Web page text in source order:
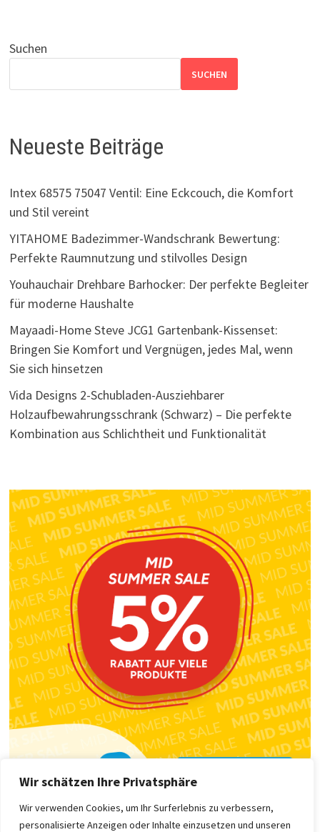
Wir schätzen Ihre Privatsphäre
Wir verwenden Cookies, um Ihr Surferlebnis zu verbessern,
personalisierte Anzeigen oder Inhalte einzusetzen und unseren
Suchen
SUCHEN
Neueste Beiträge
Intex 68575 75047 Ventil: Eine Eckcouch, die Komfort
und Stil vereint
YITAHOME Badezimmer-Wandschrank Bewertung:
Perfekte Raumnutzung und stilvolles Design
Youhauchair Drehbare Barhocker: Der perfekte Begleiter
für moderne Haushalte
Mayaadi-Home Steve JCG1 Gartenbank-Kissenset:
Bringen Sie Komfort und Vergnügen, jedes Mal, wenn
Sie sich hinsetzen
Vida Designs 2-Schubladen-Ausziehbarer
Holzaufbewahrungsschrank (Schwarz) – Die perfekte
Kombination aus Schlichtheit und Funktionalität